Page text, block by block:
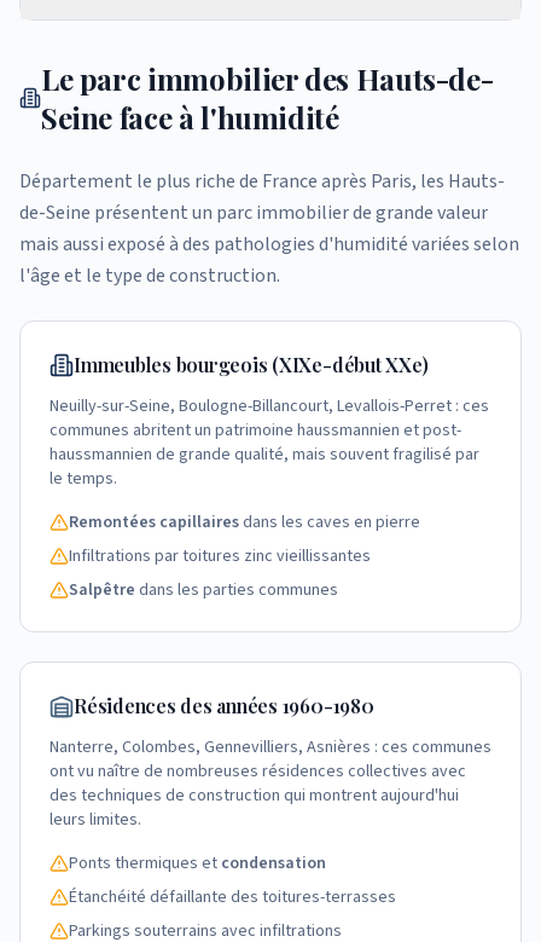
Le parc immobilier des Hauts-de-
Seine face à l'humidité
Département le plus riche de France après Paris, les Hauts-
de-Seine présentent un parc immobilier de grande valeur
mais aussi exposé à des pathologies d'humidité variées selon
l'âge et le type de construction.
Immeubles bourgeois (XIXe-début XXe)
Neuilly-sur-Seine, Boulogne-Billancourt, Levallois-Perret : ces
communes abritent un patrimoine haussmannien et post-
haussmannien de grande qualité, mais souvent fragilisé par
le temps.
Remontées capillairesdans les caves en pierre
Infiltrations par toitures zinc vieillissantes
Salpêtre dans les parties communes
Résidences des années 1960-1980
Nanterre, Colombes, Gennevilliers, Asnières : ces communes
ont vu naître de nombreuses résidences collectives avec
des techniques de construction qui montrent aujourd'hui
leurs limites.
Ponts thermiques et condensation
Étanchéité défaillante des toitures-terrasses
Parkings souterrains avec infiltrations